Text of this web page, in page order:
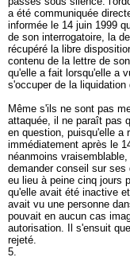
a été communiquée
informée le 14 juin 1999
de son interrogatoire, la
récupéré la libre
contenu de la lettre de
qu'elle a fait lorsqu'elle a
s'occuper de la
Même s'ils ne sont pas
attaquée, il ne paraît pas
en question, puisqu'elle a
immédiatement après le
néanmoins
demander conseil sur
eu lieu à peine cinq jours
qu'elle avait été inactive
avait vu une personne
pouvait en aucun cas
autorisation. Il s'ensuit
rejeté.
5.